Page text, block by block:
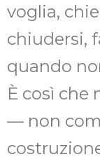
voglia,
chiudersi,
quando
È così che
— non